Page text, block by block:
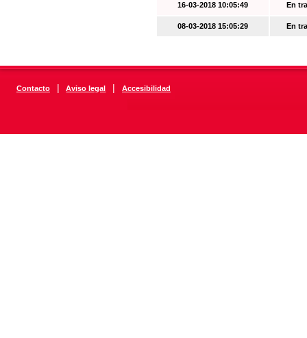
16-03-2018 10:05:49 En
08-03-2018 15:05:29 En
Contacto | Aviso legal | Accesibilidad